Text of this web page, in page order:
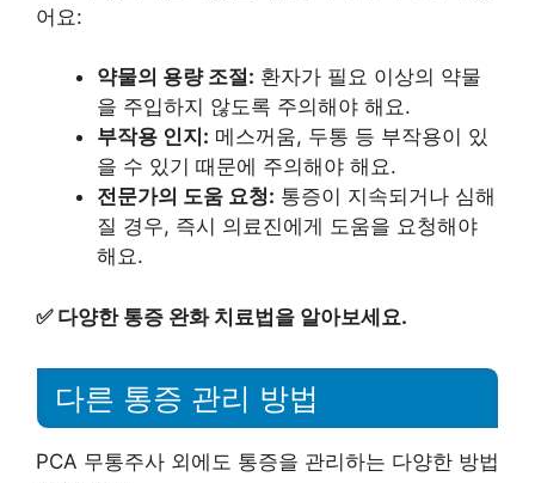
어요:
약물의 용량 조절: 환자가 필요 이상의 약물
을 주입하지 않도록 주의해야 해요.
부작용 인지: 메스꺼움, 두통 등 부작용이 있
을 수 있기 때문에 주의해야 해요.
전문가의 도움 요청: 통증이 지속되거나 심해
질 경우, 즉시 의료진에게 도움을 요청해야
해요.
✅ 다양한 통증 완화 치료법을 알아보세요.
다른 통증 관리 방법
PCA 무통주사 외에도 통증을 관리하는 다양한 방법